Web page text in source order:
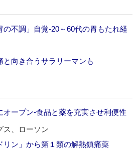
不調」自覚‐20～60代の胃もたれ経
と向き合うサラリーマンも
ープン‐食品と薬を充実させ利便性
ス、ローソン
リン」から第１類の解熱鎮痛薬